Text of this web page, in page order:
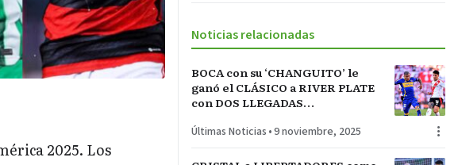
2025. Los
Noticias relacionadas
BOCA con su ‘CHANGUITO’ le
ganó el CLÁSICO a RIVER PLATE
con DOS LLEGADAS
GALLARDO lejos de la COPA
Últimas Noticias •9 noviembre, 2025